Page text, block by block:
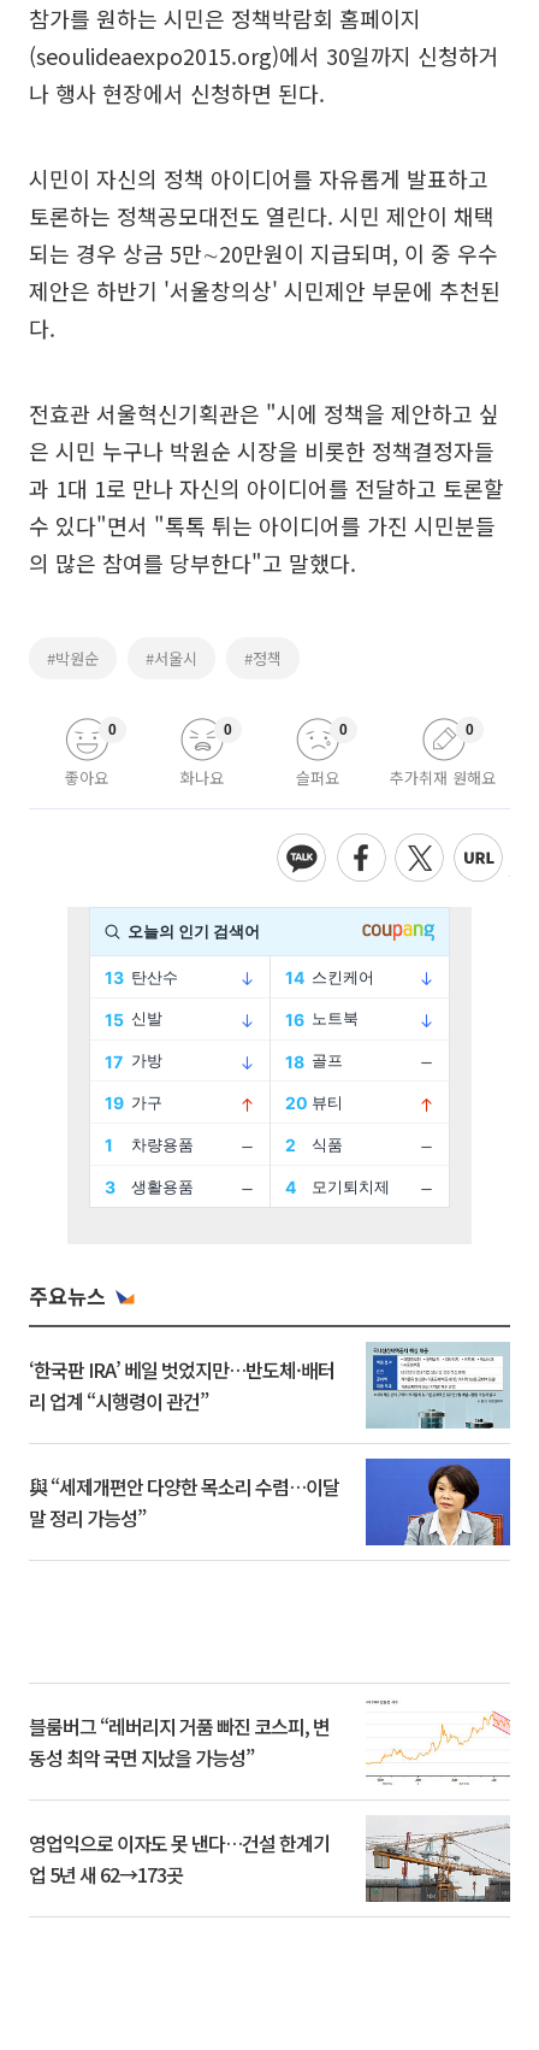
참가를 원하는 시민은 정책박람회 홈페이지
(seoulideaexpo2015.org)에서 30일까지 신청하거
나 행사 현장에서 신청하면 된다.
시민이 자신의 정책 아이디어를 자유롭게 발표하고
토론하는 정책공모대전도 열린다. 시민 제안이 채택
되는 경우 상금 5만∼20만원이 지급되며, 이 중 우수
제안은 하반기 '서울창의상' 시민제안 부문에 추천된
다.
전효관 서울혁신기획관은 "시에 정책을 제안하고 싶
은 시민 누구나 박원순 시장을 비롯한 정책결정자들
과 1대 1로 만나 자신의 아이디어를 전달하고 토론할
수 있다"면서 "톡톡 튀는 아이디어를 가진 시민분들
의 많은 참여를 당부한다"고 말했다.
#박원순 #서울시 #정책
좋아요
0
화나요
0
슬퍼요
0
추가취재 원해요
0
주요뉴스
‘한국판 IRA’ 베일 벗었지만…반도체·배터
리 업계 “시행령이 관건”
與 “세제개편안 다양한 목소리 수렴…이달
말 정리 가능성”
블룸버그 “레버리지 거품 빠진 코스피, 변
동성 최악 국면 지났을 가능성”
영업익으로 이자도 못 낸다…건설 한계기
업 5년 새 62→173곳